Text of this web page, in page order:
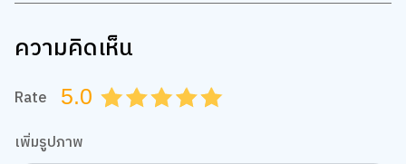
ความคิดเห็น
Rate 5.0 4.5
4.0
3.5
3.0
2.5
2.0
1.5
1.0
0.5
เพิ่มรูปภาพ